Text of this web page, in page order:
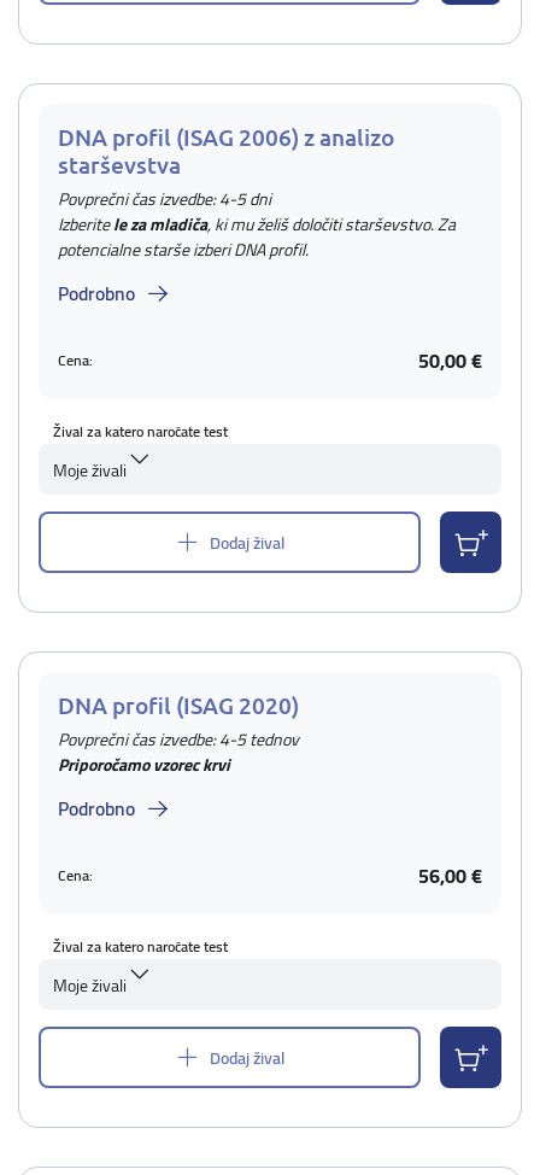
DNA profil (ISAG 2006) z analizo
starševstva
Povprečni čas izvedbe: 4-5 dni
Izberitele za mladiča, ki mu želiš določiti starševstvo. Za
potencialne starše izberi DNA profil.
Podrobno
Cena: 50,00 €
Žival za katero naročate test
Moje živali
Dodaj žival
DNA profil (ISAG 2020)
Povprečni čas izvedbe: 4-5 tednov
Priporočamo vzorec krvi
Podrobno
Cena: 56,00 €
Žival za katero naročate test
Moje živali
Dodaj žival